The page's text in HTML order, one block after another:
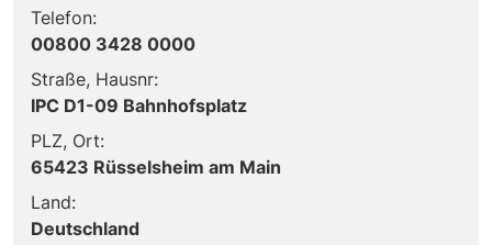
Telefon:
00800 3428 0000
Straße, Hausnr:
IPC D1-09 Bahnhofsplatz
PLZ, Ort:
65423 Rüsselsheim am Main
Land:
Deutschland